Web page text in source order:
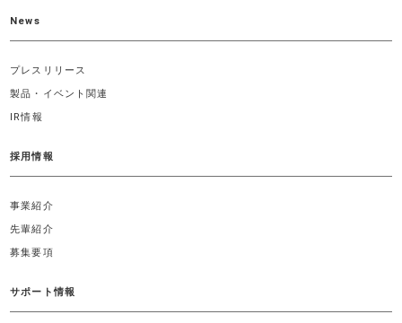
News
プレスリリース
製品・イベント関連
IR情報
採用情報
事業紹介
先輩紹介
募集要項
サポート情報